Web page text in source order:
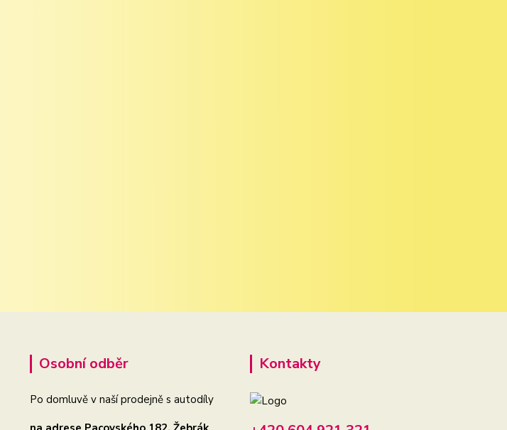
Osobní odběr
Po domluvě v naší prodejně s autodíly
Kontakty